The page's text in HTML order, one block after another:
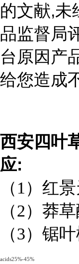
的文献,未
品监督局
台原因产
给您造成
西安四叶
应:
（1）红
（2）莽
（3）锯
acids25%-45%